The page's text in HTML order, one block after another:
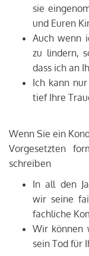
sie
und Euren
Auch wenn
zu lindern,
dass ich an
Ich kann
tief Ihre
Wenn Sie ein
Vorgesetzten
schreiben
In all den
wir seine
fachliche
Wir können
sein Tod für